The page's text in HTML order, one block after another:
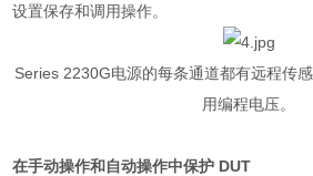
设置保存和调用操作。
Series 2230G电源的每条通道都有远程传
用编程电压。
在手动操作和自动操作中保护 DUT